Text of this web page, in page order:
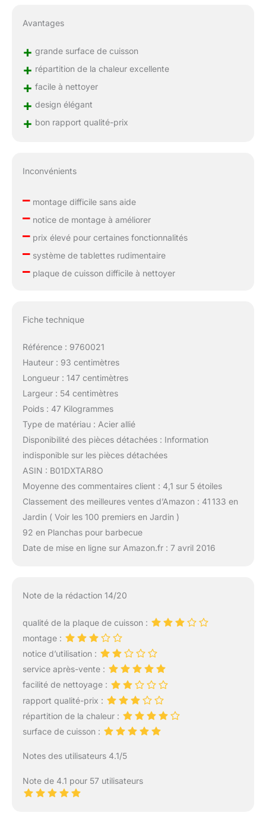
Avantages
+ grande surface de cuisson
+ répartition de la chaleur excellente
+ facile à nettoyer
+ design élégant
+ bon rapport qualité-prix
Inconvénients
–montage difficile sans aide
–notice de montage à améliorer
–prix élevé pour certaines fonctionnalités
–système de tablettes rudimentaire
–plaque de cuisson difficile à nettoyer
Fiche technique
Référence : 9760021
Hauteur : 93 centimètres
Longueur : 147 centimètres
Largeur : 54 centimètres
Poids : 47 Kilogrammes
Type de matériau : Acier allié
Disponibilité des pièces détachées : Information
indisponible sur les pièces détachées
ASIN : B01DXTAR8O
Moyenne des commentaires client : 4,1 sur 5 étoiles
Classement des meilleures ventes d’Amazon : 41 133 en
Jardin ( Voir les 100 premiers en Jardin )
92 en Planchas pour barbecue
Date de mise en ligne sur Amazon.fr : 7 avril 2016
Note de la rédaction 14/20
qualité de la plaque de cuisson :
montage :
notice d’utilisation :
service après-vente :
facilité de nettoyage :
rapport qualité-prix :
répartition de la chaleur :
surface de cuisson :
Notes des utilisateurs 4.1/5
Note de 4.1 pour 57 utilisateurs